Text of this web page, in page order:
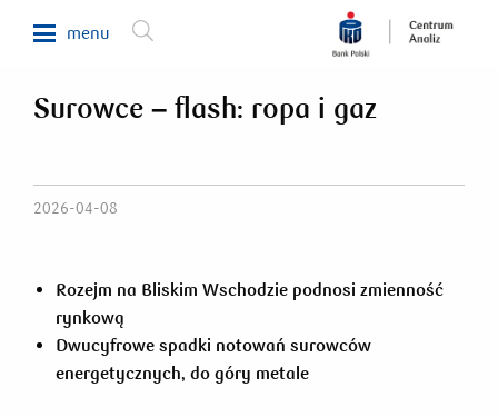
menu
Analizy sektorowe
Rynki zagraniczne
Fundusze inwestycyjne
Newsletter
Surowce – flash: ropa i gaz
2026-04-08
Rozejm na Bliskim Wschodzie podnosi zmienność
rynkową
Dwucyfrowe spadki notowań surowców
energetycznych, do góry metale